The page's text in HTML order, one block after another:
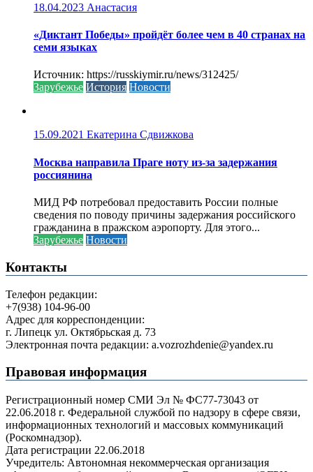
18.04.2023 Анастасия
«Диктант Победы» пройдёт более чем в 40 странах на
семи языках
Источник: https://russkiymir.ru/news/312425/
Зарубежье История Новости
15.09.2021 Екатерина Сдвижкова
Москва направила Праге ноту из-за задержания
россиянина
МИД РФ потребовал предоставить России полные
сведения по поводу причины задержания российского
гражданина в пражском аэропорту. Для этого...
Зарубежье Новости
Контакты
Телефон редакции:
+7(938) 104-96-00
Адрес для корреспонденции:
г. Липецк ул. Октябрьская д. 73
Электронная почта редакции: a.vozrozhdenie@yandex.ru
Правовая информация
Регистрационный номер СМИ Эл № ФС77-73043 от
22.06.2018 г. Федеральной службой по надзору в сфере связи,
информационных технологий и массовых коммуникаций
(Роскомнадзор).
Дата регистрации 22.06.2018
Учредитель: Автономная некоммерческая организация